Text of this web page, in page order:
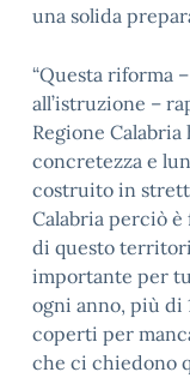
una solida
“Questa riforma
all’istruzione –
Regione
concretezza e
costruito in
Calabria perciò
di questo
importante per
ogni anno, più di
coperti per
che ci chiedono